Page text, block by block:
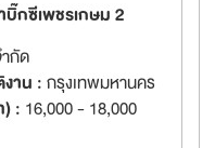
กซีเพชรเกษม 2
กัด
าน :กรุงเทพมหานคร
) : 16,000 - 18,000